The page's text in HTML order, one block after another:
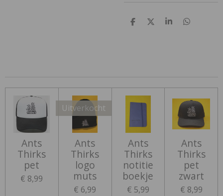
D
D
S
D
Ants
Thirks
pet
€ 8,99
Uitverkocht
Ants
Thirks
logo
muts
€ 6,99
Ants
Thirks
notitie
boekje
€ 5,99
Ants
Thirks
pet
zwart
€ 8,99